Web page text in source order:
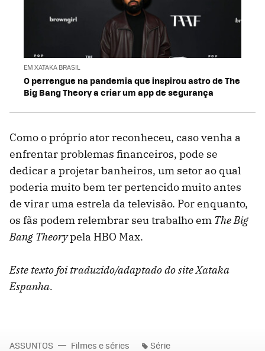
EM XATAKA BRASIL
O perrengue na pandemia que inspirou astro de The
Big Bang Theory a criar um app de segurança
Como o próprio ator reconheceu, caso venha a
enfrentar problemas financeiros, pode se
dedicar a projetar banheiros, um setor ao qual
poderia muito bem ter pertencido muito antes
de virar uma estrela da televisão. Por enquanto,
os fãs podem relembrar seu trabalho em The Big
Bang Theorypela HBO Max.
Este texto foi traduzido/adaptado do site Xataka
Espanha.
ASSUNTOS Filmes e séries Série